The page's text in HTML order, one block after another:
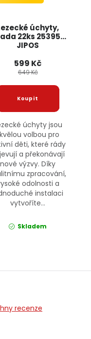
úchyty,
22ks 25395
JIPOS
599 Kč
649 Kč
úchyty jsou
volbou pro
děti, které rády
a překonávají
nové výzvy. Díky
zpracování,
odolnosti a
instalaci
vytvoříte...
Skladem
recenze